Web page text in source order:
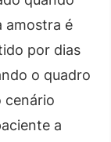
amostra é
por dias
o quadro
cenário
a